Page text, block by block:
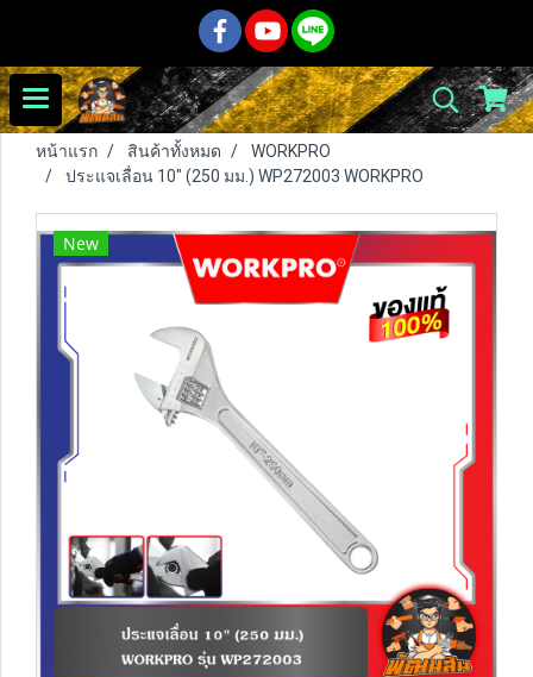
หน้าแรก สินค้าทั้งหมด
WORKPRO
ประแจเลื่อน 10" (250 มม.) WP272003 WORKPRO
New